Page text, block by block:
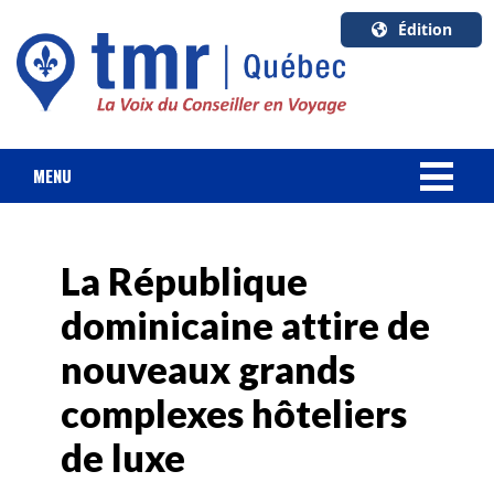
Édition
U.S.A.
English
Canada
MENU
FORFAIT VACANCES
CROISIÈRES
HOTELS & RESORTS
DESTINATIONS
La République
dominicaine attire de
nouveaux grands
complexes hôteliers
de luxe